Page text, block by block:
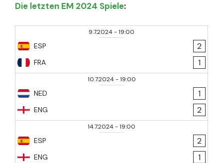
Die letzten EM 2024 Spiele:
9.7.2024-19:00
ESP
FRA
2
1
10.7.2024-19:00
NED
ENG
1
2
14.7.2024-19:00
ESP
ENG
2
1